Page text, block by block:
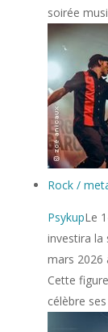
soirée
Rock /
PsykupLe
investira la
mars 2026
Cette
célèbre